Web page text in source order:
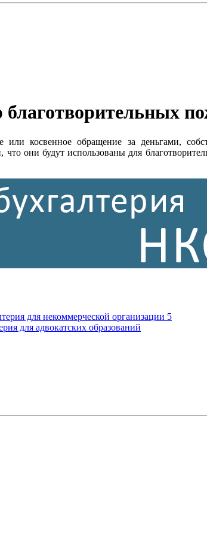
благотворительных
или косвенное обращение за деньгами,
они будут использованы для
для некоммерческой организации 5
для адвокатских образований